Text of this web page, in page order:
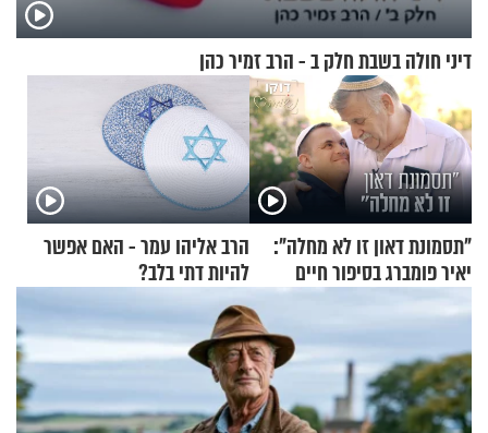
דיני חולה בשבת חלק ב - הרב זמיר כהן
"תסמונת דאון זו לא מחלה":
יאיר פומברג בסיפור חיים
מעורר השראה
הרב אליהו עמר - האם אפשר
להיות דתי בלב?